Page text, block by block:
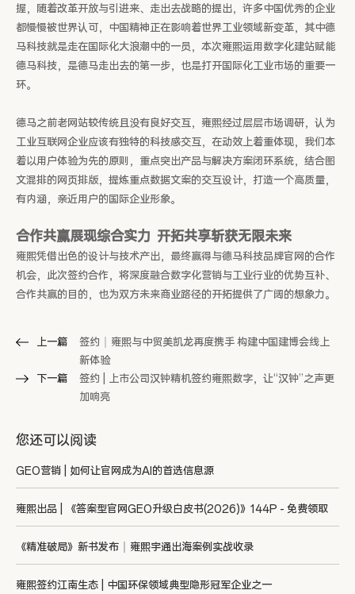
握，随着改革开放与引进来、走出去战略的提出，许多中国优秀的企业
都慢慢被世界认可，中国精神正在影响着世界工业领域新变革，其中德
马科技就是走在国际化大浪潮中的一员，本次雍熙运用数字化建站赋能
德马科技，是德马走出去的第一步，也是打开国际化工业市场的重要一
环。
德马之前老网站较传统且没有良好交互，雍熙经过层层市场调研，认为
工业互联网企业应该有独特的科技感交互，在动效上着重体现，我们本
着以用户体验为先的原则，重点突出产品与解决方案闭环系统，结合图
文混排的网页排版，提炼重点数据文案的交互设计，打造一个高质量，
有内涵，亲近用户的国际企业形象。
合作共赢展现综合实力 开拓共享斩获无限未来
雍熙凭借出色的设计与技术产出，最终赢得与德马科技品牌官网的合作
机会，此次签约合作，将深度融合数字化营销与工业行业的优势互补、
合作共赢的目的，也为双方未来商业路径的开拓提供了广阔的想象力。
上一篇
签约｜雍熙与中贸美凯龙再度携手 构建中国建博会线上
新体验
下一篇
签约 | 上市公司汉钟精机签约雍熙数字，让“汉钟”之声更
加响亮
您还可以阅读
GEO营销 | 如何让官网成为AI的首选信息源
雍熙出品 | 《答案型官网GEO升级白皮书(2026)》144P - 免费领取
《精准破局》新书发布｜雍熙宇通出海案例实战收录
雍熙签约江南生态 | 中国环保领域典型隐形冠军企业之一